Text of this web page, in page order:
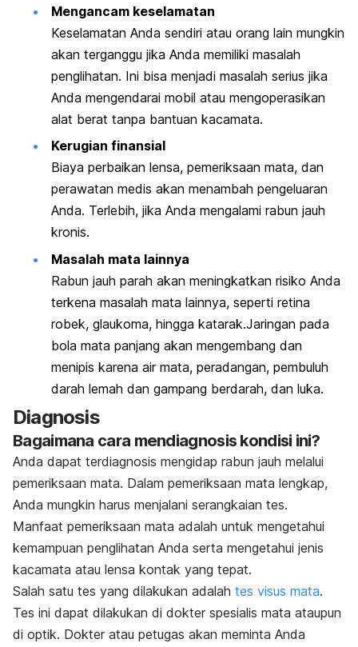
Mengancam keselamatan
Keselamatan Anda sendiri atau orang lain mungkin
akan terganggu jika Anda memiliki masalah
penglihatan. Ini bisa menjadi masalah serius jika
Anda mengendarai mobil atau mengoperasikan
alat berat tanpa bantuan kacamata.
Kerugian finansial
Biaya perbaikan lensa, pemeriksaan mata, dan
perawatan medis akan menambah pengeluaran
Anda. Terlebih, jika Anda mengalami rabun jauh
kronis.
Masalah mata lainnya
Rabun jauh parah akan meningkatkan risiko Anda
terkena masalah mata lainnya, seperti retina
robek, glaukoma, hingga katarak.Jaringan pada
bola mata panjang akan mengembang dan
menipis karena air mata, peradangan, pembuluh
darah lemah dan gampang berdarah, dan luka.
Diagnosis
Bagaimana cara mendiagnosis kondisi ini?
Anda dapat terdiagnosis mengidap rabun jauh melalui
pemeriksaan mata. Dalam pemeriksaan mata lengkap,
Anda mungkin harus menjalani serangkaian tes.
Manfaat pemeriksaan mata adalah untuk mengetahui
kemampuan penglihatan Anda serta mengetahui jenis
kacamata atau lensa kontak yang tepat.
Salah satu tes yang dilakukan adalah tes visus mata.
Tes ini dapat dilakukan di dokter spesialis mata ataupun
di optik. Dokter atau petugas akan meminta Anda